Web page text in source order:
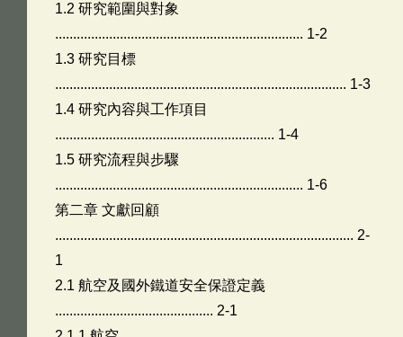
1.2 研究範圍與對象
..................................................................... 1-2
1.3 研究目標
................................................................................. 1-3
1.4 研究內容與工作項目
............................................................. 1-4
1.5 研究流程與步驟
..................................................................... 1-6
第二章 文獻回顧
................................................................................... 2-
1
2.1 航空及國外鐵道安全保證定義
............................................ 2-1